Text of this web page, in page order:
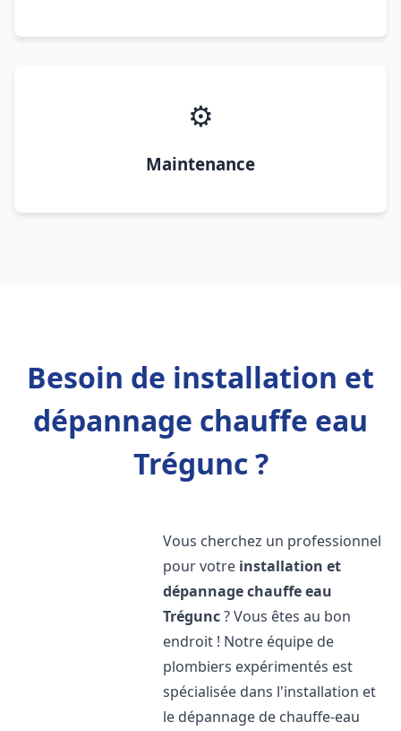
⚙️
Maintenance
Besoin de installation et
dépannage chauffe eau
Trégunc ?
Vous cherchez un professionnel
pour votre installation et
dépannage chauffe eau
Trégunc? Vous êtes au bon
endroit ! Notre équipe de
plombiers expérimentés est
spécialisée dans l'installation et
le dépannage de chauffe-eau